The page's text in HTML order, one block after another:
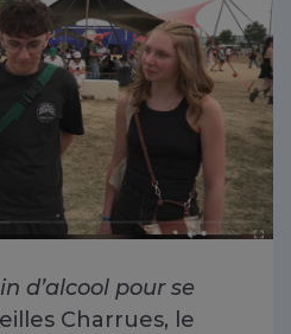
d’alcool pour se
Charrues, le